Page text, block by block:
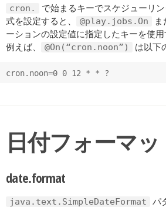
cron.
で始まるキーでスケジューリ
式を設定すると、
@play.jobs.On
ーションの設定値に指定したキーを使用
例えば、
@On(“cron.noon”) は以下
日付フォーマッ
date.format
java.text.SimpleDateFormat
パ